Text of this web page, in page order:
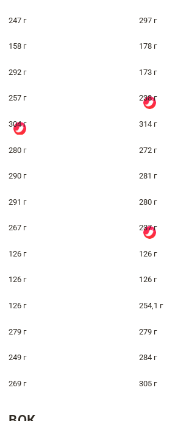
247 г 297 г
158 г 178 г
292 г 173 г
257 г 238 г
304 г 314 г
280 г 272 г
290 г 281 г
291 г 280 г
267 г 237 г
126 г 126 г
126 г 126 г
126 г 254,1 г
279 г 279 г
249 г 284 г
269 г 305 г